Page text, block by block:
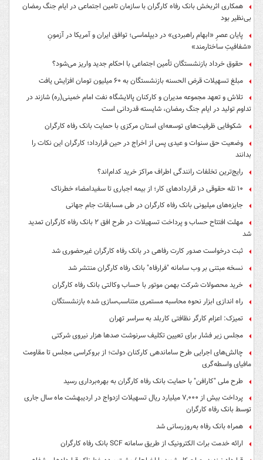
همکاری اثربخش بانک رفاه کارگران با سازمان تامین اجتماعی در ایام جنگ رمضان
بی‌نظیر بود
پایان عصرِ «ابهام راهبردی» در دیپلماسی؛ توافق ایران و آمریکا در آزمونِ
«شفافیتِ ساختارمند»
حقوق خرداد بازنشستگان تأمین اجتماعی با احکام جدید واریز می‌شود؟
مبلغ تسهیلات قرض الحسنه بازنشستگان به ۶۰ میلیون تومان افزایش یافت
تلاش و تعهد مجموعه مدیران و کارکنان پالایشگاه نفت امام خمینی(ره) شازند در
تداوم تولید در ایام جنگ رمضان، شایسته قدردانی است
شکوفایی ظرفیت‌های توسعه‌ای استان مرکزی با حمایت بانک رفاه کارگران
وضعیت حق سنوات و عیدی پس از اخراج در حین قرارداد؛ کارگران این نکات را
بدانند
رایج‌ترین تخلفات رانندگی اطراف مراکز خرید کدام‌اند؟
۱۰ تله حقوقی در قراردادهای کار؛ از بیمه اجباری تا سفیدامضاء خطرناک
جایزه‌های میلیونی بانک رفاه کارگران در طی مسابقات جام جهانی
مهلت افتتاح حساب و پرداخت تسهیلات در طرح افق ۲ بانک رفاه کارگران تمدید
شد
ثبت درخواست صدور کارت رفاهی در بانک رفاه کارگران غیرحضوری شد
نسخه مبتنی بر وب سامانه "فرارفاه" بانک رفاه کارگران منتشر شد
خرید محصولات شرکت بهمن موتور با حساب وکالتی بانک رفاه کارگران
راه اندازی ابزار نحوه محاسبه مستمری متناسب‌سازی شده بازنشستگان
تمیزک: اعزام کارگر نظافتی کاربلد به سراسر تهران
مجلس زیر فشار برای تعیین تکلیف سرنوشت صدها هزار نیروی شرکتی
چالش‌های اجرایی طرح ساماندهی کارکنان دولت؛ از بروکراسی مجلس تا مقاومت
مافیای واسطه‌گری
طرح ملی "کارافن" با حمایت بانک رفاه کارگران به بهره‌برداری رسید
پرداخت بیش از ۷,۰۰۰ میلیارد ریال تسهیلات ازدواج در اردیبهشت ماه سال جاری
توسط بانک رفاه کارگران
همراه بانک رفاه به‌روزرسانی شد
ارائه خدمت برات الکترونیک از طریق سامانه SCF بانک رفاه کارگران